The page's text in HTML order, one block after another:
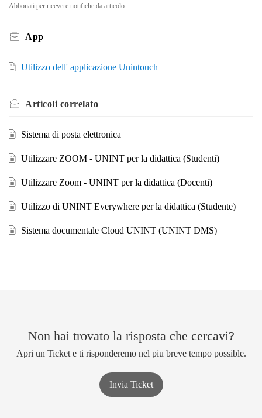
Abbonati per ricevere notifiche da articolo.
App
Utilizzo dell' applicazione Unintouch
Articoli correlato
Sistema di posta elettronica
Utilizzare ZOOM - UNINT per la didattica (Studenti)
Utilizzare Zoom - UNINT per la didattica (Docenti)
Utilizzo di UNINT Everywhere per la didattica (Studente)
Sistema documentale Cloud UNINT (UNINT DMS)
Non hai trovato la risposta che cercavi?
Apri un Ticket e ti risponderemo nel piu breve tempo possible.
Invia Ticket